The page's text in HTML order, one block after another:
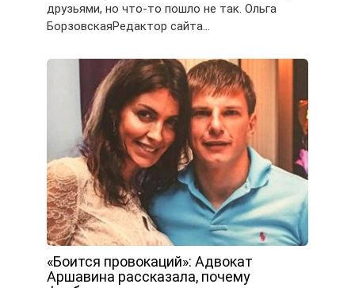
друзьями, но что-то пошло не так. Ольга
БорзовскаяРедактор сайта…
«Боится провокаций»: Адвокат
Аршавина рассказала, почему